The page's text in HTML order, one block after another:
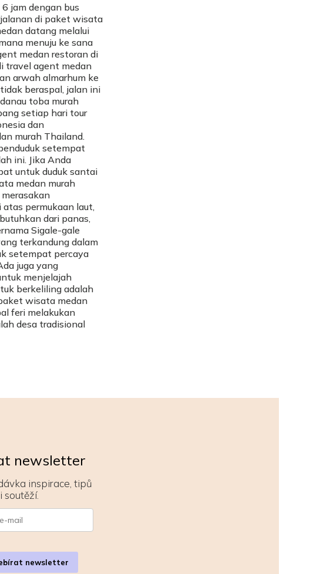
jam dengan bus
di paket wisata
datang melalui
menuju ke sana
medan restoran di
travel agent medan
arwah almarhum ke
beraspal, jalan ini
toba murah
setiap hari tour
dan
murah Thailand.
setempat
ini. Jika Anda
untuk duduk santai
medan murah
permukaan laut,
dari panas,
Sigale-gale
terkandung dalam
setempat percaya
juga yang
menjelajah
berkeliling adalah
wisata medan
feri melakukan
desa tradisional
newsletter
inspirace, tipů
i soutěží.
newsletter